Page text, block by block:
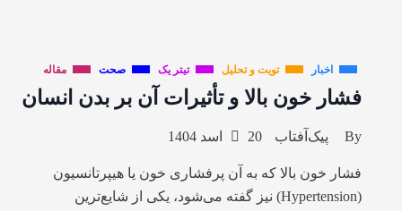
اخبار تویت و تحلیل تیتر یک صحت مقاله
فشار خون بالا و تأثیرات آن بر بدن انسان
By پیک‌آفتاب 20 اسد 1404
فشار خون بالا که به آن پرفشاری خون یا هیپرتانسیون
(Hypertension) نیز گفته می‌شود، یکی از شایع‌ترین